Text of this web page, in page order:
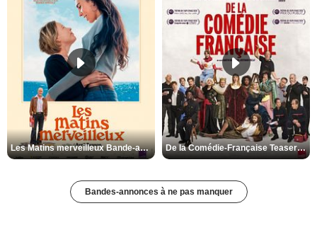
Les Matins merveilleux Bande-annonce VF De la Comédie-Française Teaser VF
Bandes-annonces à ne pas manquer